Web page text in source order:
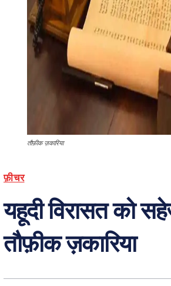
तौफ़ीक ज़कारिया
फ़ीचर
यहूदी विरासत को
तौफ़ीक ज़कारिया